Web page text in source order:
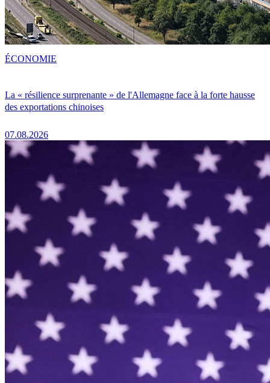
La « résilience surprenante » de l'Allemagne face à la forte hausse
des exportations chinoises
07.08.2026
ÉCONOMIE